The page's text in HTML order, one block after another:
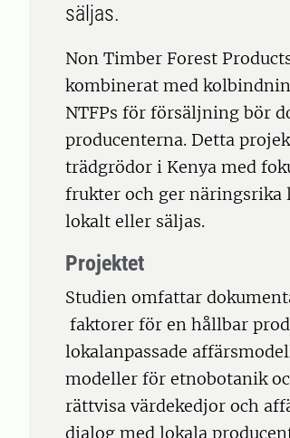
säljas.
Non Timber Forest
kombinerat med
NTFPs för försäljning bör
producenterna. Detta
trädgrödor i Kenya med
frukter och ger näringsrika
lokalt eller säljas.
Projektet
Studien omfattar
faktorer för en hållbar
lokalanpassade
modeller för etnobotanik
rättvisa värdekedjor och
dialog med lokala